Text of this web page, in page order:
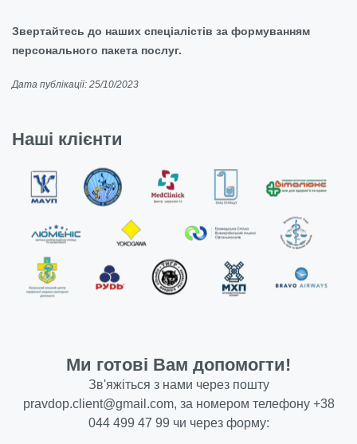
Звертайтесь до наших спеціалістів за формуванням
персонального пакета послуг.
Дата публікації: 25/10/2023
Наші клієнти
Ми готові Вам допомогти!
Зв'яжіться з нами через пошту
pravdop.client@gmail.com, за номером телефону +38
044 499 47 99 чи через форму: